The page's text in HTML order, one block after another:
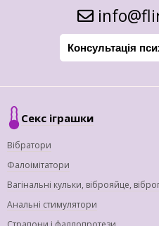
Консультація
Секс іграшки
Вібратори
Фалоімітатори
Вагінальні кульки, віброяйце,
Анальні стимулятори